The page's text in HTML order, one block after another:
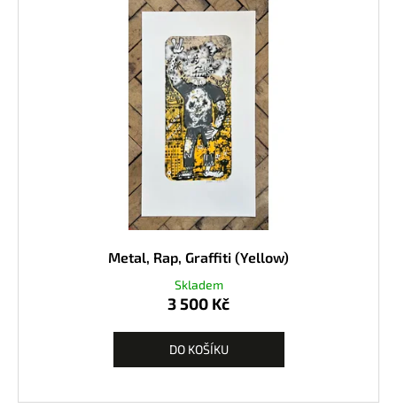
Metal, Rap, Graffiti (Yellow)
Skladem
3 500 Kč
DO KOŠÍKU